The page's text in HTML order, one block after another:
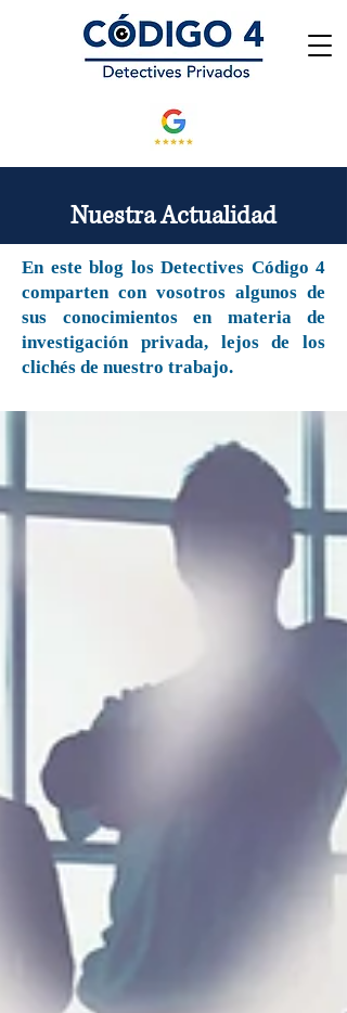
Nuestra Actualidad
En este blog los Detectives Código 4
comparten con vosotros algunos de
sus conocimientos en materia de
investigación privada, lejos de los
clichés de nuestro trabajo.